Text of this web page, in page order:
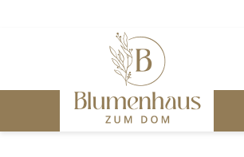
Blumenhaus zum Dom